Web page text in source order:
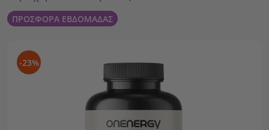
ΠΡΟΣΦΟΡΑ ΕΒΔΟΜΑΔΑΣ
-23%